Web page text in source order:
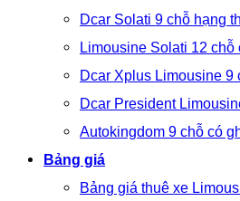
Dcar Solati 9 chỗ hạng
Limousine Solati 12 chỗ
Dcar Xplus Limousine 9
Dcar President
Autokingdom 9 chỗ có
Bảng giá
Bảng giá thuê xe